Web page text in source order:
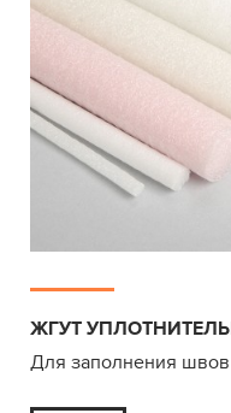
ЖГУТ
Для заполнения